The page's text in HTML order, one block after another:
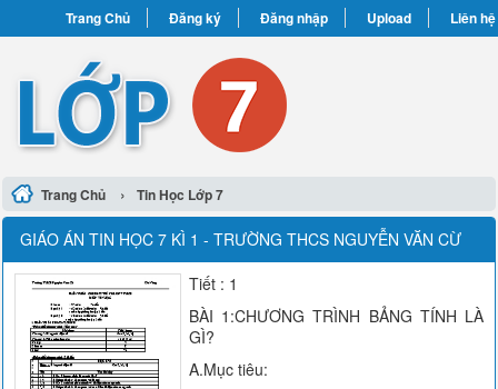
Trang Chủ Đăng ký Đăng nhập Upload Liên hệ
Trang Chủ › Tin Học Lớp 7
GIÁO ÁN TIN HỌC 7 KÌ 1 - TRƯỜNG THCS NGUYỄN VĂN CỪ
Tiết : 1
BÀI 1:CHƯƠNG TRÌNH BẢNG TÍNH LÀ
GÌ?
A.Mục tiêu: